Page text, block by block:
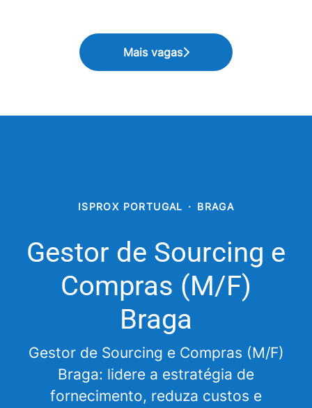
Mais vagas
ISPROX PORTUGAL · BRAGA
Gestor de Sourcing e
Compras (M/F)
Braga
Gestor de Sourcing e Compras (M/F)
Braga: lidere a estratégia de
fornecimento, reduza custos e